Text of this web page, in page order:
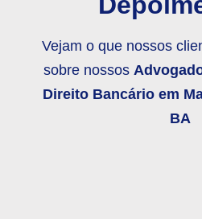
Vejam o que nossos
sobre nossos
Direito Bancário em
BA